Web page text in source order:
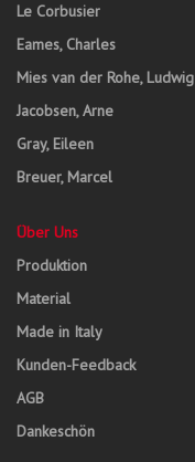
Le Corbusier
Eames, Charles
Mies van der Rohe, Ludwig
Jacobsen, Arne
Gray, Eileen
Breuer, Marcel
Über Uns
Produktion
Material
Made in Italy
Kunden-Feedback
AGB
Dankeschön